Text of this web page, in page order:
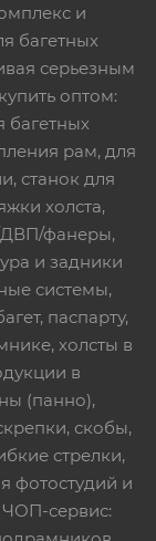
и
багетных
серьезным
оптом:
багетных
рам, для
станок для
холста,
ДВП/фанеры,
и задники
системы,
паспарту,
холсты в
в
(панно),
скобы,
стрелки,
фотостудий и
ЧОП-сервис: